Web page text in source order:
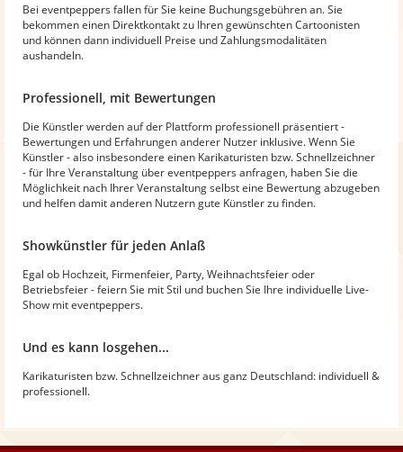
Bei eventpeppers fallen für Sie keine Buchungsgebühren an. Sie
bekommen einen Direktkontakt zu Ihren gewünschten Cartoonisten
und können dann individuell Preise und Zahlungsmodalitäten
aushandeln.
Professionell, mit Bewertungen
Die Künstler werden auf der Plattform professionell präsentiert -
Bewertungen und Erfahrungen anderer Nutzer inklusive. Wenn Sie
Künstler - also insbesondere einen Karikaturisten bzw. Schnellzeichner
- für Ihre Veranstaltung über eventpeppers anfragen, haben Sie die
Möglichkeit nach Ihrer Veranstaltung selbst eine Bewertung abzugeben
und helfen damit anderen Nutzern gute Künstler zu finden.
Showkünstler für jeden Anlaß
Egal ob Hochzeit, Firmenfeier, Party, Weihnachtsfeier oder
Betriebsfeier - feiern Sie mit Stil und buchen Sie Ihre individuelle Live-
Show mit eventpeppers.
Und es kann losgehen...
Karikaturisten bzw. Schnellzeichner aus ganz Deutschland: individuell &
professionell.